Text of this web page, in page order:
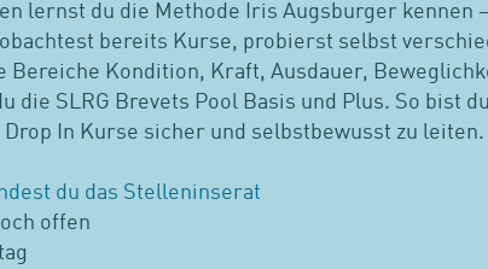
lernst du die Methode Iris Augsburger kennen
bereits Kurse, probierst selbst
Kondition, Kraft, Ausdauer,
die SLRG Brevets Pool Basis und Plus. So bist
In Kurse sicher und selbstbewusst zu leiten.
du das Stelleninserat
offen